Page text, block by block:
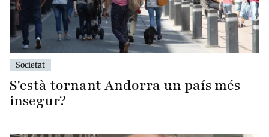
Societat
S'està tornant Andorra un país més
insegur?